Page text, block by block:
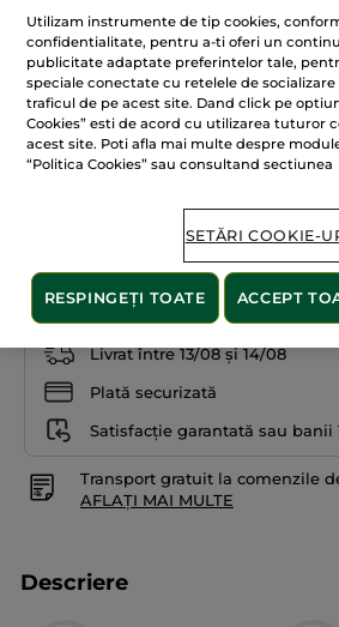
Prelungiți explozia de natură cu
corp fără silicon și coloranți pentru
parfumată
390 ml
4.6 ★★★★★
★★★★★
4.6
5
Alge
Sălbatice
&
Marin
(343)
59.00 Lei
ADĂUGAȚI ÎN
Livrat între 13/08 și 14/08
Plată securizată
Satisfacție garantată sau banii
Transport gratuit la comenzile
AFLAȚI MAI MULTE
Descriere
Utilizam instrumente de tip cookies,
confidentialitate, pentru a-ti oferi un
publicitate adaptate preferintelor tale,
speciale conectate cu retelele de
traficul de pe acest site. Dand click pe
Cookies” esti de acord cu utilizarea tuturor
acest site. Poti afla mai multe despre
“Politica Cookies” sau consultand sectiunea
SETĂRI COOKIE-
RESPINGEȚI TOATE ACCEPT